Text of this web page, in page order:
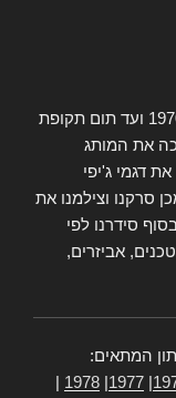
משנת 1970 ועד תום תקופת
את המותג
דגמי ג'יפי
סרקנו וצילמנו את
סידרנו לפי
אביזרים,
המתאים:
1977
1978